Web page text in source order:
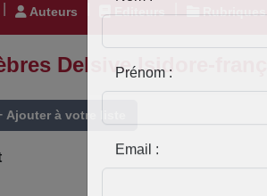
Auteurs Editeurs Rubriques
Delsive Isidore-
Ajouter à votre liste
Nom :
Prénom :
Email :